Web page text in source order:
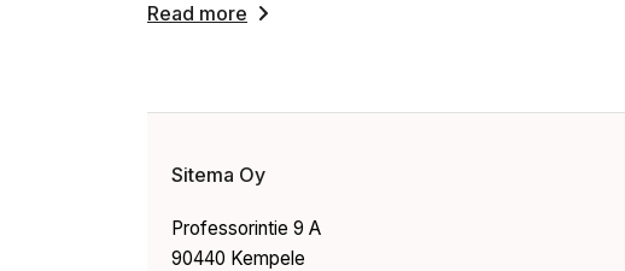
Read more
Sitema Oy
Professorintie 9 A
90440 Kempele